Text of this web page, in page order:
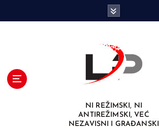
NI REŽIMSKI, NI
ANTIREŽIMSKI, VEĆ
NEZAVISNI I GRAĐANSKI